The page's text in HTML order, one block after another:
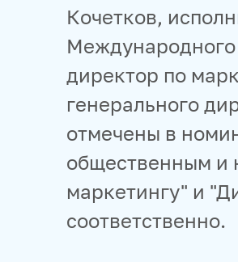
Кочетков,
Международного
директор по
генерального
отмечены в
общественным и
маркетингу" и
соответственно.